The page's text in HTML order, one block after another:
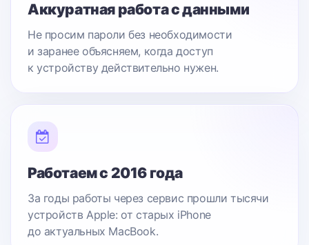
Аккуратная работа с данными
Не просим пароли без необходимости
и заранее объясняем, когда доступ
к устройству действительно нужен.
Работаем с 2016 года
За годы работы через сервис прошли тысячи
устройств Apple: от старых iPhone
до актуальных MacBook.